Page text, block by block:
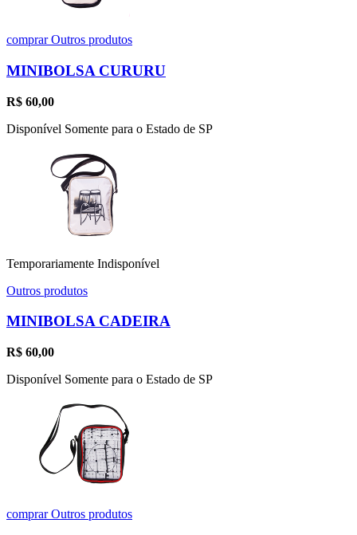
comprarOutros produtos
MINIBOLSA CURURU
R$ 60,00
Disponível Somente para o Estado de SP
Temporariamente Indisponível
Outros produtos
MINIBOLSA CADEIRA
R$ 60,00
Disponível Somente para o Estado de SP
comprarOutros produtos